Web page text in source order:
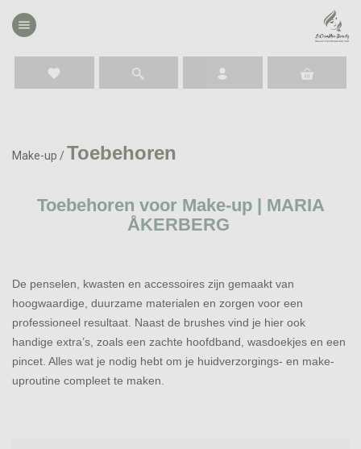
menu
favorite
Make-up / Toebehoren
Toebehoren voor Make-up | MARIA
ÅKERBERG
De penselen, kwasten en accessoires zijn gemaakt van
hoogwaardige, duurzame materialen en zorgen voor een
professioneel resultaat. Naast de brushes vind je hier ook
handige extra’s, zoals een zachte hoofdband, wasdoekjes en een
pincet. Alles wat je nodig hebt om je huidverzorgings- en make-
uproutine compleet te maken.